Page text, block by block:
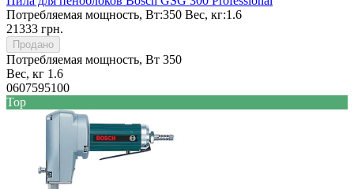
Потребляемая мощность, Вт:350 Вес, кг:1.6
21333 грн.
Продано
Потребляемая мощность, Вт 350
Вес, кг 1.6
0607595100
Top